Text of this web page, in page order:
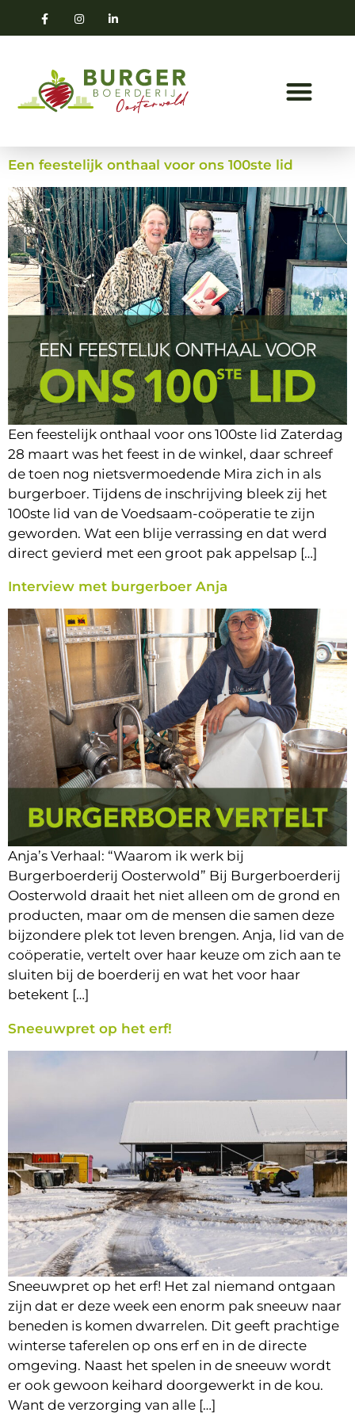
Een feestelijk onthaal voor ons 100ste lid
Een feestelijk onthaal voor ons 100ste lid Zaterdag
28 maart was het feest in de winkel, daar schreef
de toen nog nietsvermoedende Mira zich in als
burgerboer. Tijdens de inschrijving bleek zij het
100ste lid van de Voedsaam-coöperatie te zijn
geworden. Wat een blije verrassing en dat werd
direct gevierd met een groot pak appelsap […]
Interview met burgerboer Anja
Anja’s Verhaal: “Waarom ik werk bij
Burgerboerderij Oosterwold” Bij Burgerboerderij
Oosterwold draait het niet alleen om de grond en
producten, maar om de mensen die samen deze
bijzondere plek tot leven brengen. Anja, lid van de
coöperatie, vertelt over haar keuze om zich aan te
sluiten bij de boerderij en wat het voor haar
betekent […]
Sneeuwpret op het erf!
Sneeuwpret op het erf! Het zal niemand ontgaan
zijn dat er deze week een enorm pak sneeuw naar
beneden is komen dwarrelen. Dit geeft prachtige
winterse taferelen op ons erf en in de directe
omgeving. Naast het spelen in de sneeuw wordt
er ook gewoon keihard doorgewerkt in de kou.
Want de verzorging van alle […]